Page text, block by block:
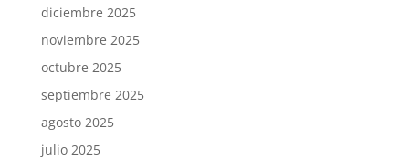
diciembre 2025
noviembre 2025
octubre 2025
septiembre 2025
agosto 2025
julio 2025